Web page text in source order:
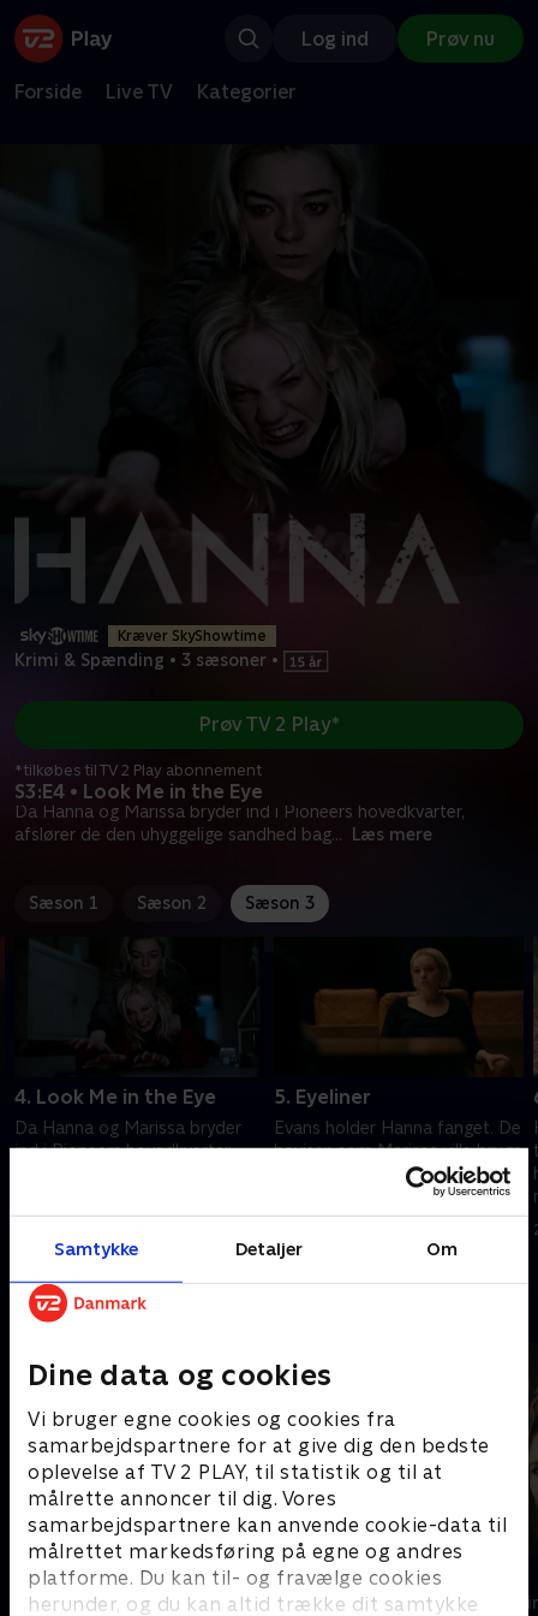
Samtykke Detaljer Om
Dine data og cookies
Vi bruger egne cookies og cookies fra
samarbejdspartnere for at give dig den bedste
oplevelse af TV 2 PLAY, til statistik og til at
målrette annoncer til dig. Vores
samarbejdspartnere kan anvende cookie-data til
målrettet markedsføring på egne og andres
platforme. Du kan til- og fravælge cookies
herunder, og du kan altid trække dit samtykke
Log ind Prøv nu
Forside Live TV Kategorier
Kræver SkyShowtime
Krimi & Spænding • 3 sæsoner •
S3:E4 • Look Me in the Eye
Da Hanna og Marissa bryder ind i Pioneers hovedkvarter,
afslører de den uhyggelige sandhed bag... Læs mere
Prøv TV 2 Play*
*tilkøbes til TV 2 Play abonnement
Sæson 1 Sæson 2 Sæson 3
4. Look Me in the Eye
Da Hanna og Marissa bryder
ind i Pioneers hovedkvarter,
hvordan den er blevet
udarbejdet.
5. Eyeliner
Evans holder Hanna fanget. De
beviser, som Marissa ville bruge
til at afsløre programmet, viser
sig at være krypterede og
ubrugelige.
Andre så også
Sandheden
Krimi & Spænding • 2 sæsoner
Top Dog
Krimi &